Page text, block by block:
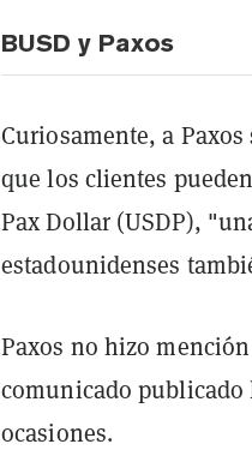
BUSD y Paxos
Curiosamente, a
que los clientes
Pax Dollar (USDP),
estadounidenses
Paxos no hizo
comunicado
ocasiones.